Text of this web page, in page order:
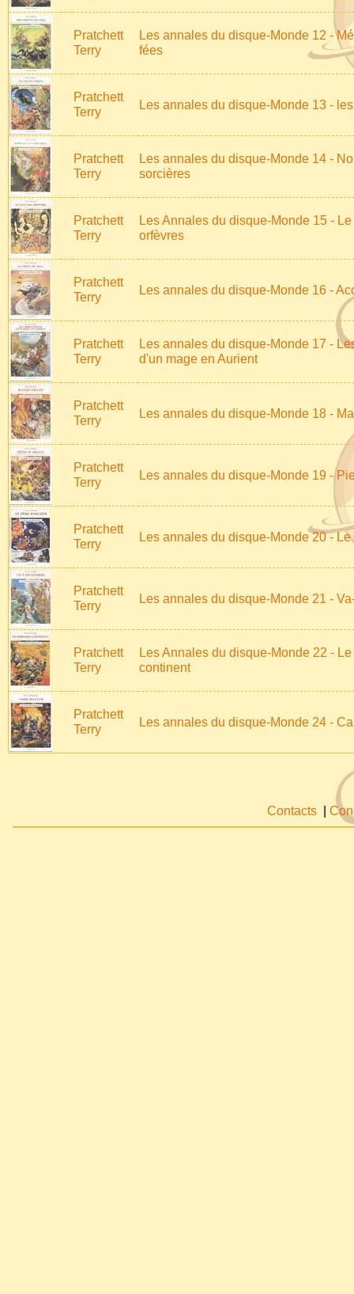
Pratchett
Terry
Les annales du disque-Monde 12 -
fées
Pratchett
Terry
Les annales du disque-Monde 13 -
Pratchett
Terry
Les annales du disque-Monde 14 -
sorcières
Pratchett
Terry
Les Annales du disque-Monde 15 -
orfèvres
Pratchett
Terry
Les annales du disque-Monde 16 -
Pratchett
Terry
Les annales du disque-Monde 17 -
d'un mage en Aurient
Pratchett
Terry
Les annales du disque-Monde 18 -
Pratchett
Terry
Les annales du disque-Monde 19 -
Pratchett
Terry
Les annales du disque-Monde 20 -
Pratchett
Terry
Les annales du disque-Monde 21 -
Pratchett
Terry
Les Annales du disque-Monde 22 -
continent
Pratchett
Terry
Les annales du disque-Monde 24 -
Contacts |